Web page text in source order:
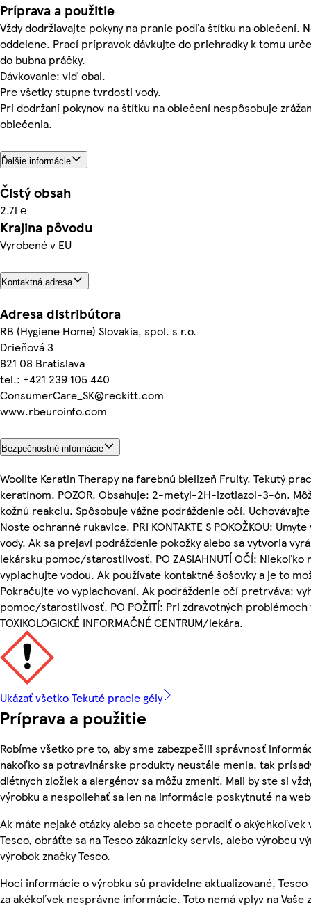
Príprava a použitie
Vždy dodržiavajte pokyny na pranie podľa štítku na oblečení.
oddelene. Prací prípravok dávkujte do priehradky k tomu
do bubna práčky.
Dávkovanie: viď obal.
Pre všetky stupne tvrdosti vody.
Pri dodržaní pokynov na štítku na oblečení nespôsobuje
oblečenia.
Ďalšie informácie
Čistý obsah
2.7l ℮
Krajina pôvodu
Vyrobené v EU
Kontaktná adresa
Adresa distribútora
RB (Hygiene Home) Slovakia, spol. s r.o.
Drieňová 3
821 08 Bratislava
tel.: +421 239 105 440
ConsumerCare_SK@reckitt.com
www.rbeuroinfo.com
Bezpečnostné informácie
Woolite Keratin Therapy na farebnú bielizeň Fruity. Tekutý
keratínom. POZOR. Obsahuje: 2-metyl-2H-izotiazol-3-ón.
kožnú reakciu. Spôsobuje vážne podráždenie očí.
Noste ochranné rukavice. PRI KONTAKTE S POKOŽKOU:
vody. Ak sa prejaví podráždenie pokožky alebo sa vytvoria
lekársku pomoc/starostlivosť. PO ZASIAHNUTÍ OČÍ:
vyplachujte vodou. Ak používate kontaktné šošovky a je to
Pokračujte vo vyplachovaní. Ak podráždenie očí pretrváva:
pomoc/starostlivosť. PO POŽITÍ: Pri zdravotných problémoch
TOXIKOLOGICKÉ INFORMAČNÉ CENTRUM/lekára.
Ukázať všetko Tekuté pracie gély
Príprava a použitie
Robíme všetko pre to, aby sme zabezpečili správnosť
nakoľko sa potravinárske produkty neustále menia, tak
diétnych zložiek a alergénov sa môžu zmeniť. Mali by ste si
výrobku a nespoliehať sa len na informácie poskytnuté na
Ak máte nejaké otázky alebo sa chcete poradiť o akýchkoľvek
Tesco, obráťte sa na Tesco zákaznícky servis, alebo výrobcu
výrobok značky Tesco.
Hoci informácie o výrobku sú pravidelne aktualizované,
za akékoľvek nesprávne informácie. Toto nemá vplyv na Vaše